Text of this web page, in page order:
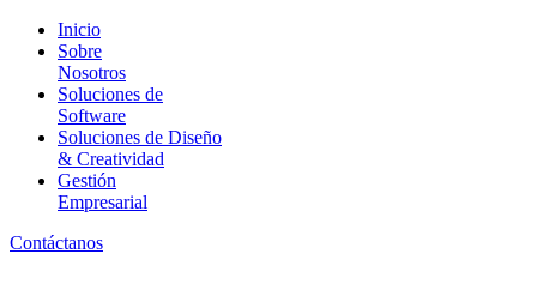
Inicio
Sobre
Nosotros
Soluciones de
Software
Soluciones de Diseño
& Creatividad
Gestión
Empresarial
Contáctanos